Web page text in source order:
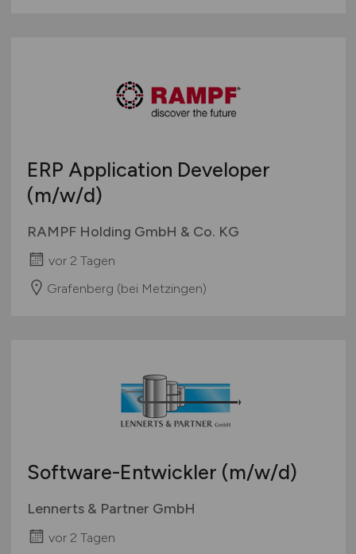
ERP Application Developer
(m/w/d)
RAMPF Holding GmbH & Co. KG
vor 2 Tagen
Grafenberg (bei Metzingen)
Software-Entwickler (m/w/d)
Lennerts & Partner GmbH
vor 2 Tagen